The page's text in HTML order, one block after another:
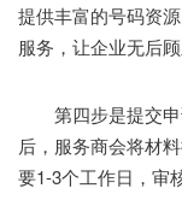
提供丰富的号码资
服务，让企业无后顾
第四步是提交申
后，服务商会将材
要1-3个工作日，审